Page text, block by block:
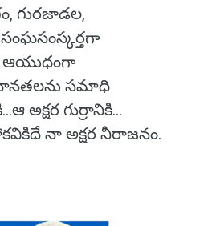
గురజాడల,
ఆయుధంగా
సమాధి
అక్షర గుర్రానికి...
నా అక్షర నీరాజనం.